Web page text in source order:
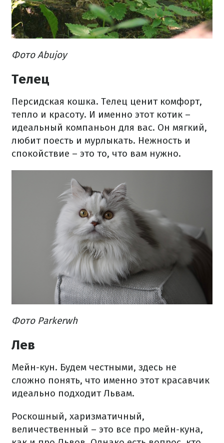
Фото Abujoy
Телец
Персидская кошка. Телец ценит комфорт,
тепло и красоту. И именно этот котик –
идеальный компаньон для вас. Он мягкий,
любит поесть и мурлыкать. Нежность и
спокойствие – это то, что вам нужно.
Фото Parkerwh
Лев
Мейн-кун. Будем честными, здесь не
сложно понять, что именно этот красавчик
идеально подходит Львам.
Роскошный, харизматичный,
величественный – это все про мейн-куна,